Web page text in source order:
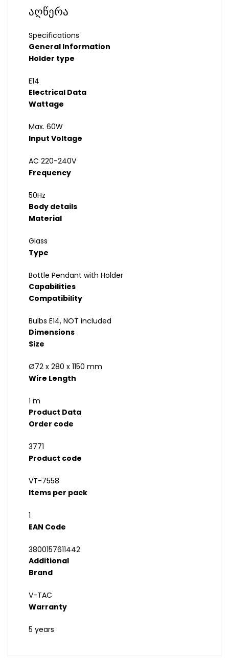
აღწერა
Specifications
General Information
Holder type
E14
Electrical Data
Wattage
Max. 60W
Input Voltage
AC 220-240V
Frequency
50Hz
Body details
Material
Glass
Type
Bottle Pendant with Holder
Capabilities
Compatibility
Bulbs E14, NOT included
Dimensions
Size
Ø72 x 280 x 1150 mm
Wire Length
1 m
Product Data
Order code
3771
Product code
VT-7558
Items per pack
1
EAN Code
3800157611442
Additional
Brand
V-TAC
Warranty
5 years